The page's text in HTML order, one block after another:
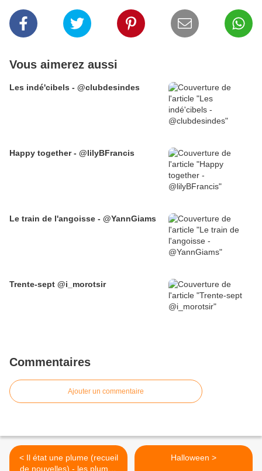
Vous aimerez aussi
Les indé'cibels - @clubdesindes
Happy together - @lilyBFrancis
Le train de l'angoisse - @YannGiams
Trente-sept @i_morotsir
Commentaires
Ajouter un commentaire
< Il état une plume (recueil
de nouvelles) - les plumes
Halloween >